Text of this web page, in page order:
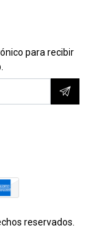
para recibir
reservados.